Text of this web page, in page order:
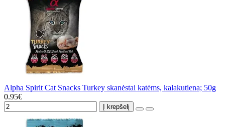
Alpha Spirit Cat Snacks Turkey skanėstai katėms, kalakutiena; 50g
0.95€
Į krepšelį